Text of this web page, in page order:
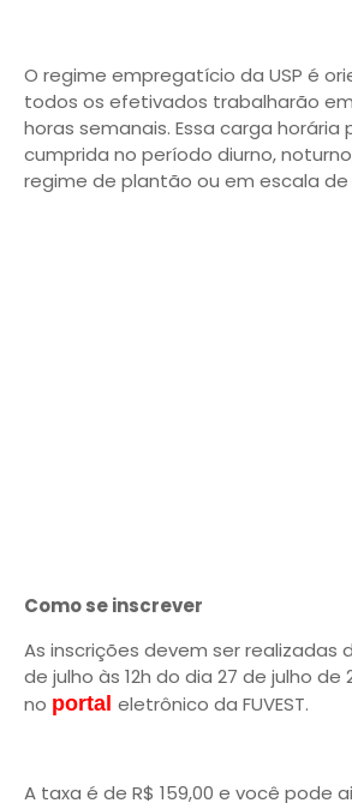
O regime empregatício da USP é
todos os efetivados trabalharão
horas semanais. Essa carga horária
cumprida no período diurno,
regime de plantão ou em escala
Como se inscrever
As inscrições devem ser realizadas
de julho às 12h do dia 27 de julho de
no portal eletrônico da FUVEST.
A taxa é de R$ 159,00 e você pode